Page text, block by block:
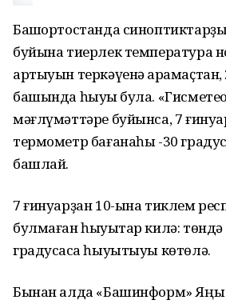
Башҡортостанда
буйына тиерлек температура
артыуын теркәүенә
башында һыуыҡ була.
мәғлүмәттәре буйынса, 7
термометр бағанаһы -30
башлай.
7 ғинуарҙан 10-ына тиклем
булмаған һыуыҡтар килә: төндә
градусҡаса һыуытыуы көтөлә.
Бынан алда «Башинформ»